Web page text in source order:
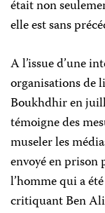
était non
elle est sans
A l’issue d’une
organisations de
Boukhdhir en
témoigne des
museler les
envoyé en
l’homme qui a
critiquant Ben